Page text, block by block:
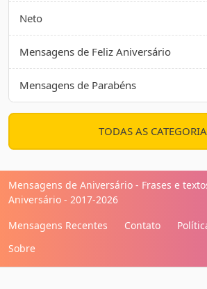
Neto
Mensagens de Feliz Aniversário
Mensagens de Parabéns
TODAS AS
Mensagens de Aniversário - Frases e
Aniversário - 2017-2026
Mensagens Recentes
Contato
Sobre